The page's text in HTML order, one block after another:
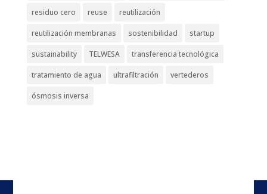
residuo cero reuse reutilización
reutilización membranas sostenibilidad startup
sustainability TELWESA transferencia tecnológica
tratamiento de agua ultrafiltración vertederos
ósmosis inversa